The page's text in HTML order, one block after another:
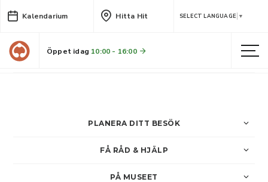
Kalendarium Hitta Hit SELECT LANGUAGE ▼
Öppet idag 10:00 - 16:00
Byggnadsvård i praktiken
PLANERA DITT BESÖK
FÅ RÅD & HJÄLP
PÅ MUSEET